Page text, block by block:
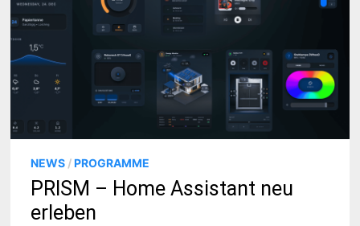
NEWS /PROGRAMME
PRISM – Home Assistant neu
erleben